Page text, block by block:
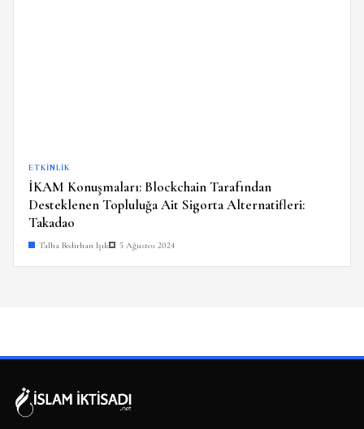
ETKINLIK
İKAM Konuşmaları: Blockchain Tarafından
Desteklenen Topluluğa Ait Sigorta Alternatifleri:
Takadao
Talha Bedirhan Işık 5 Ağustos 2024